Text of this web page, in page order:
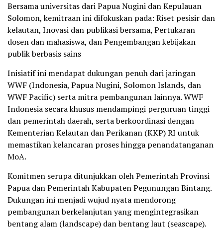
Bersama universitas dari Papua Nugini dan Kepulauan
Solomon, kemitraan ini difokuskan pada: Riset pesisir dan
kelautan, Inovasi dan publikasi bersama, Pertukaran
dosen dan mahasiswa, dan Pengembangan kebijakan
publik berbasis sains
Inisiatif ini mendapat dukungan penuh dari jaringan
WWF (Indonesia, Papua Nugini, Solomon Islands, dan
WWF Pacific) serta mitra pembangunan lainnya. WWF
Indonesia secara khusus mendampingi perguruan tinggi
dan pemerintah daerah, serta berkoordinasi dengan
Kementerian Kelautan dan Perikanan (KKP) RI untuk
memastikan kelancaran proses hingga penandatanganan
MoA.
Komitmen serupa ditunjukkan oleh Pemerintah Provinsi
Papua dan Pemerintah Kabupaten Pegunungan Bintang.
Dukungan ini menjadi wujud nyata mendorong
pembangunan berkelanjutan yang mengintegrasikan
bentang alam (landscape) dan bentang laut (seascape).